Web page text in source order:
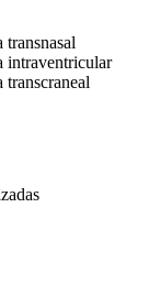
transnasal
intraventricular
transcraneal